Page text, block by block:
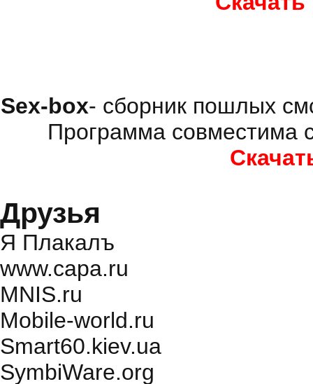
Sex-box- сборник пошлых
Программа совместима
Друзья
Я Плакалъ
www.capa.ru
MNIS.ru
Mobile-world.ru
Smart60.kiev.ua
SymbiWare.org